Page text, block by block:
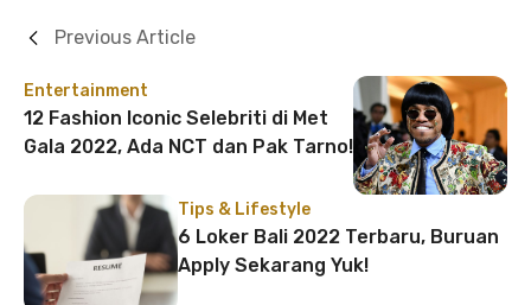
Entertainment
12 Fashion Iconic Selebriti di Met
Gala 2022, Ada NCT dan Pak Tarno!
Previous Article
Tips & Lifestyle
6 Loker Bali 2022 Terbaru, Buruan
Apply Sekarang Yuk!